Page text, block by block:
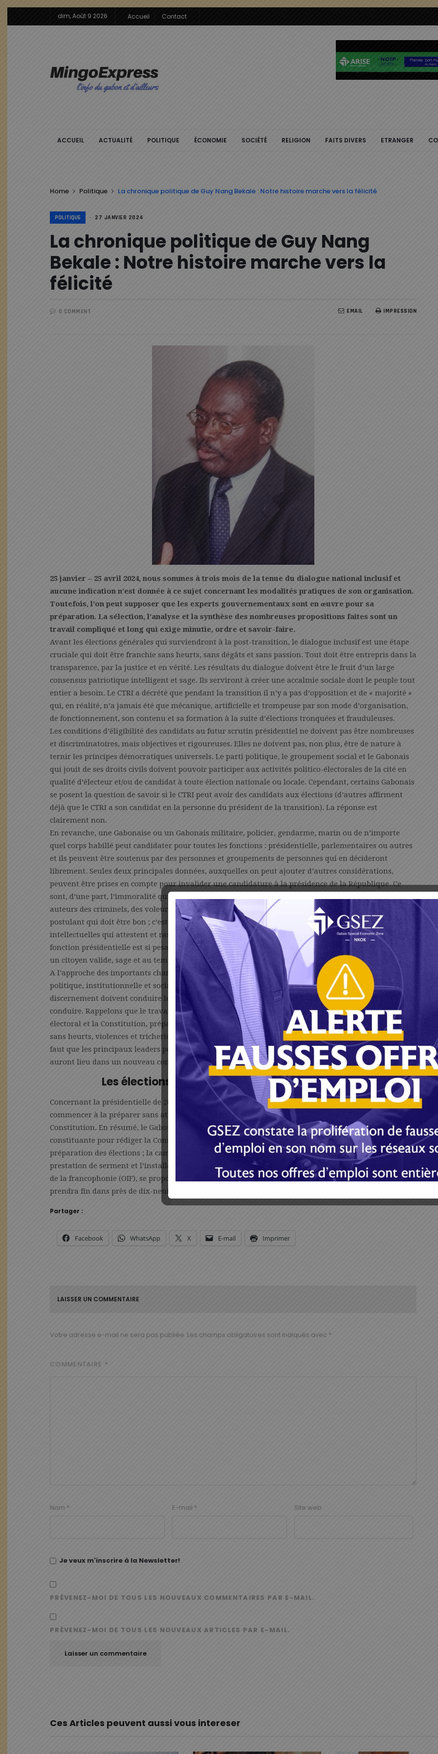
dim, Août 9 2026 Accueil Contact
ACCUEIL ACTUALITÉ POLITIQUE ÉCONOMIE SOCIÉTÉ RELIGION FAITS DIVERS ETRANGER
Home Politique La chronique politique de Guy Nang Bekale : Notre histoire marche vers la félicité
POLITIQUE 27 JANVIER 2024
La chronique politique de Guy Nang
Bekale : Notre histoire marche vers la
félicité
0 COMMENT IMPRESSION
EMAIL
25 janvier – 25 avril 2024, nous sommes à trois mois de la tenue du dialogue national inclusif et
aucune indication n’est donnée à ce sujet concernant les modalités pratiques de son organisation.
Toutefois, l’on peut supposer que les experts gouvernementaux sont en œuvre pour sa
préparation. La sélection, l’analyse et la synthèse des nombreuses propositions faites sont un
travail compliqué et long qui exige minutie, ordre et savoir-faire.
Avant les élections générales qui surviendront à la post-transition, le dialogue inclusif est une étape
cruciale qui doit être franchie sans heurts, sans dégâts et sans passion. Tout doit être entrepris dans la
transparence, par la justice et en vérité. Les résultats du dialogue doivent être le fruit d’un large
consensus patriotique intelligent et sage. Ils serviront à créer une accalmie sociale dont le peuple tout
entier a besoin. Le CTRI a décrété que pendant la transition il n’y a pas d’opposition et de « majorité »
qui, en réalité, n’a jamais été que mécanique, artificielle et trompeuse par son mode d’organisation,
de fonctionnement, son contenu et sa formation à la suite d’élections tronquées et frauduleuses.
Les conditions d’éligibilité des candidats au futur scrutin présidentiel ne doivent pas être nombreuses
et discriminatoires, mais objectives et rigoureuses. Elles ne doivent pas, non plus, être de nature à
ternir les principes démocratiques universels. Le parti politique, le groupement social et le Gabonais
qui jouit de ses droits civils doivent pouvoir participer aux activités politico-électorales de la cité en
qualité d’électeur et/ou de candidat à toute élection nationale ou locale. Cependant, certains Gabonais
se posent la question de savoir si le CTRI peut avoir des candidats aux élections (d’autres affirment
déjà que le CTRI a son candidat en la personne du président de la transition). La réponse est
clairement non.
En revanche, une Gabonaise ou un Gabonais militaire, policier, gendarme, marin ou de n’importe
quel corps habillé peut candidater pour toutes les fonctions : présidentielle, parlementaires ou autres
et ils peuvent être soutenus par des personnes et groupements de personnes qui en décideront
librement. Seules deux principales données, auxquelles on peut ajouter d’autres considérations,
peuvent être prises en compte pour invalider une candidature à la présidence de la République. Ce
sont, d’une part, l’immoralité qui se résume aux violations de bonnes mœurs qui auraient pour
auteurs des criminels, des voleurs, des drogués et des pédophiles, et, d’autre part, l’état de santé du
postulant qui doit être bon ; c’est-à-dire qu’il dispose de toutes ses facultés physiques, mentales,
intellectuelles qui attestent et rassurent sur un bon et régulier fonctionnement de l’organisme. La
fonction présidentielle est si pesante et exigeante qu’il est préférable qu’elle soit confiée et exercée par
un citoyen valide, sage et au tempérament calme.
A l’approche des importants chantiers et événements qui vont marquer la nouvelle configuration
politique, institutionnelle et sociale du Gabon, la sérénité, la sagesse, la modération et le
discernement doivent conduire les organisateurs et les responsables qui auront la charge de les
conduire. Rappelons que le travail consistera à encadrer le dialogue national inclusif, rédiger le code
électoral et la Constitution, préparer les élections générales et les proclamer en août 2025, ou avant,
sans heurts, violences et tricheries. Si l’on ne parle plus actuellement d’opposition, de « majorité », il
faut que les principaux leaders politiques pensent et se préparent aux joutes électorales à venir qui
auront lieu dans un nouveau contexte social et sociologique.
Les élections se préparent longtemps à l’avance
Concernant la présidentielle de 2025, c’est maintenant que les potentiels candidats doivent
commencer à la préparer sans attendre de connaître les contenus du code électoral et de la
Constitution. En résumé, le Gabon va passer par le dialogue inclusif, la mise en place d’une
constituante pour rédiger la Constitution et le code électoral et leur adoption par référendum ; la
préparation des élections ; la campagne électorale ; les votes et leurs proclamations suivies de la
prestation de serment et l’installation des élus. Des organisations, dont l’Organisation internationale
de la francophonie (OIF), se proposent d’accompagner la transition qui est déjà en cours et qui
prendra fin dans près de dix-neuf mois.
Partager :
Facebook WhatsApp X E-mail Imprimer
LAISSER UN COMMENTAIRE
Votre adresse e-mail ne sera pas publiée. Les champs obligatoires sont indiqués avec *
COMMENTAIRE *
Nom * E-mail * Site web
Je veux m'inscrire à la Newsletter!
PRÉVENEZ-MOI DE TOUS LES NOUVEAUX COMMENTAIRES PAR E-MAIL.
PRÉVENEZ-MOI DE TOUS LES NOUVEAUX ARTICLES PAR E-MAIL.
Ces Articles peuvent aussi vous intereser